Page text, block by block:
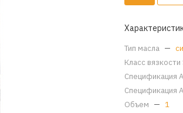
Тип масла —
Класс вязкости
Спецификация
Спецификация
Объем — 1